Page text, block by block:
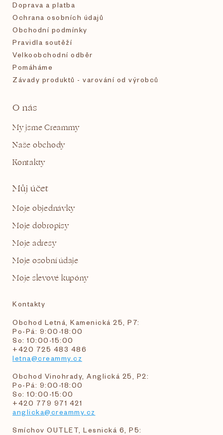
Doprava a platba
Ochrana osobních údajů
Obchodní podmínky
Pravidla soutěží
Velkoobchodní odběr
Pomáháme
Závady produktů - varování od výrobců
O nás
My jsme Creammy
Naše obchody
Kontakty
Můj účet
Moje objednávky
Moje dobropisy
Moje adresy
Moje osobní údaje
Moje slevové kupóny
Kontakty
Obchod Letná, Kamenická 25, P7:
Po-Pá: 9:00-18:00
So: 10:00-15:00
+420 725 483 486
letna@creammy.cz
Obchod Vinohrady, Anglická 25, P2:
Po-Pá: 9:00-18:00
So: 10:00-15:00
+420 779 971 421
anglicka@creammy.cz
Smíchov OUTLET, Lesnická 6, P5: